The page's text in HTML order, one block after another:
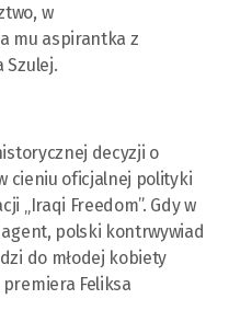
w
mu aspirantka z
Szulej.
decyzji o
cieniu oficjalnej polityki
„Iraqi Freedom”. Gdy w
polski kontrwywiad
do młodej kobiety
Feliksa